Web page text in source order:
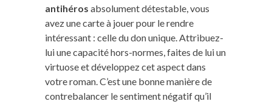
antihéros absolument détestable, vous
avez une carte à jouer pour le rendre
intéressant : celle du don unique. Attribuez-
lui une capacité hors-normes, faites de lui un
virtuose et développez cet aspect dans
votre roman. C’est une bonne manière de
contrebalancer le sentiment négatif qu’il